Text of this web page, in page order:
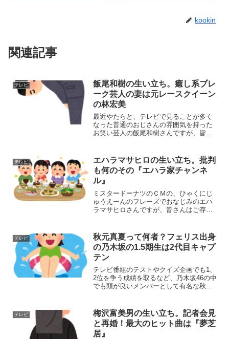
kookin
関連記事
テレビ
飯尾和樹の生い立ち。癒し系ブレ
ーク芸人の妻は元レースクイーン
の林宏美
最近やたらと、テレビで見ることが多く
なった普通のおじさんの雰囲気を持った
お笑い芸人の飯尾和樹さんですが、皆さ
Ｍ、おまけにエッセイ集も出すなどの大
ブレーク中なんです。素朴...
テレビ
エハラマサヒロの生い立ち。批判
も何のその『エハラ家チャンネ
ル』
ミスタードーナツのＣＭの、ひゃくにじ
ゅうえーんのフレーズでおなじみのエハ
ラマサヒロさんですが、皆さんはご存じ
座決定戦では優勝を果たしました。近年
はミュージ...
テレビ
秋元真夏って何者？フェリス出身
の乃木坂の1.5期生は2代目キャプ
テン
テレビ番組のテストやクイズ企画でも1、
2位を争う成績を取るなど、乃木坂46の中
でも頭が良いメンバーとして有名な秋元
代目キャプテンです。彼女は、学業専念
による休止期間...
テレビ
梅沢富美男の生い立ち。記者会見
と再婚！最大のヒット曲は『夢芝
居』